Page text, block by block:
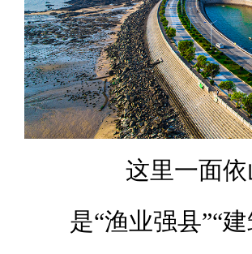
这里一面
是“渔业强县”“